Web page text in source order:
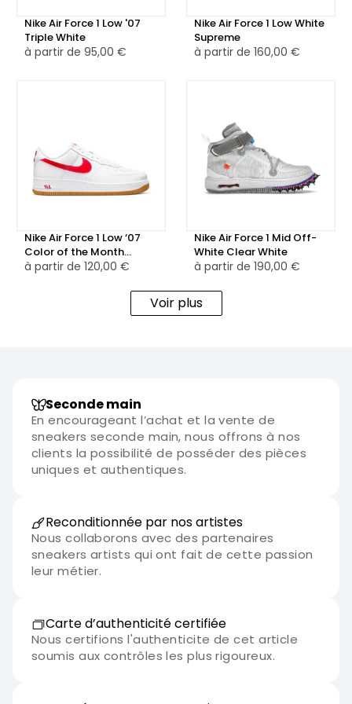
après environ 8 heures d'utilisation, ramenant la chaussure
à sa couleur d'origine.
Nike Air Force 1 Low '07
Triple White
à partir de 95,00 €
Nike Air Force 1 Low White
Supreme
à partir de 160,00 €
Nike Air Force 1 Low ‘07
Color of the Month
University Red Gum
à partir de 120,00 €
Nike Air Force 1 Mid Off-
White Clear White
à partir de 190,00 €
Voir plus
Seconde main
En encourageant l’achat et la vente de
sneakers seconde main, nous offrons à nos
clients la possibilité de posséder des pièces
uniques et authentiques.
Reconditionnée par nos artistes
Nous collaborons avec des partenaires
sneakers artists qui ont fait de cette passion
leur métier.
Carte d’authenticité certifiée
Nous certifions l'authenticite de cet article
soumis aux contrôles les plus rigoureux.